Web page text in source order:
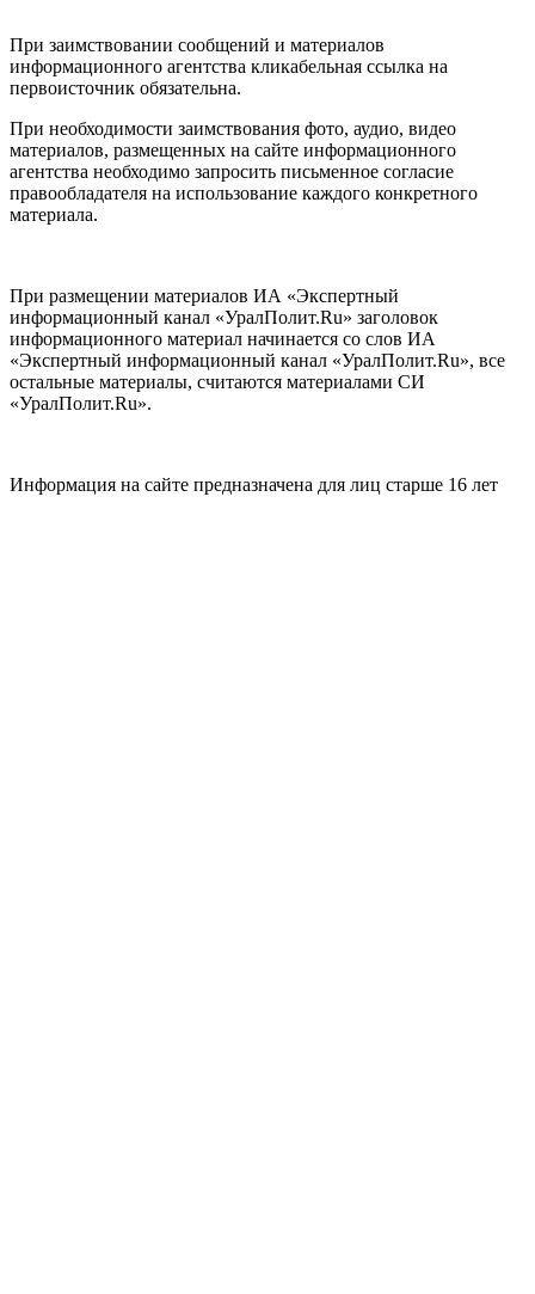
При заимствовании сообщений и материалов
информационного агентства кликабельная ссылка на
первоисточник обязательна.
При необходимости заимствования фото, аудио, видео
материалов, размещенных на сайте информационного
агентства необходимо запросить письменное согласие
правообладателя на использование каждого конкретного
материала.
При размещении материалов ИА «Экспертный
информационный канал «УралПолит.Ru» заголовок
информационного материал начинается со слов ИА
«Экспертный информационный канал «УралПолит.Ru», все
остальные материалы, считаются материалами СИ
«УралПолит.Ru».
Информация на сайте предназначена для лиц старше 16 лет